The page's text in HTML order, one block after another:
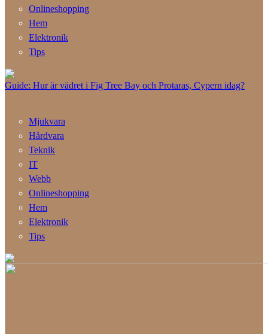
Onlineshopping
Hem
Elektronik
Tips
Guide: Hur är vädret i Fig Tree Bay och Protaras, Cypern idag?
Mjukvara
Hårdvara
Teknik
IT
Webb
Onlineshopping
Hem
Elektronik
Tips